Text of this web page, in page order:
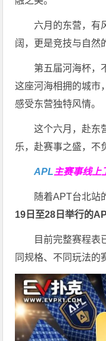
六月的东营，有
阔，更是竞技与自然
第五届河海杯，
这座河海相拥的城市
感受东营独特风情。
这个六月，赴东
乐，赴赛事之盛，不
APL 主赛事线上
随着APT台北站
19 日至28 日举行的
目前完整赛程表
同规格、不同玩法的